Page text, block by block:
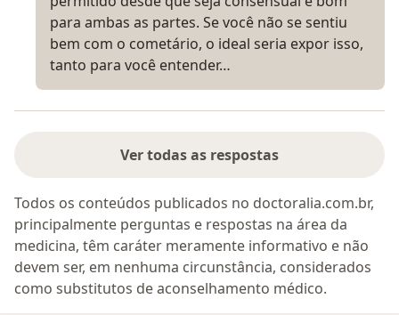
para ambas as partes. Se você não se sentiu
bem com o cometário, o ideal seria expor isso,
tanto para você entender…
Ver todas as respostas
Todos os conteúdos publicados no doctoralia.com.br,
principalmente perguntas e respostas na área da
medicina, têm caráter meramente informativo e não
devem ser, em nenhuma circunstância, considerados
como substitutos de aconselhamento médico.